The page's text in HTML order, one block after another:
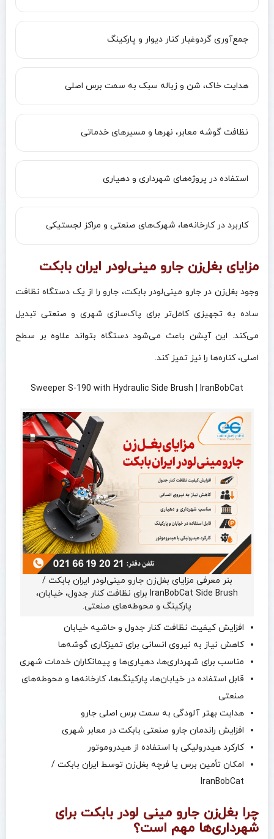
جمع‌آوری گردوغبار کنار دیوار و پارکینگ
هدایت خاک، شن و زباله سبک به سمت برس اصلی
نظافت گوشه معابر، نهرها و مسیرهای خدماتی
استفاده در پروژه‌های شهرداری و دهیاری
کاربرد در کارخانه‌ها، شهرک‌های صنعتی و مراکز لجستیکی
مزایای بغل‌زن جارو مینی‌لودر ایران بابکت
وجود بغل‌زن در جارو مینی‌لودر بابکت، جارو را از یک دستگاه نظافت
ساده به تجهیزی کامل‌تر برای پاک‌سازی شهری و صنعتی تبدیل
می‌کند. این آپشن باعث می‌شود دستگاه بتواند علاوه بر سطح
اصلی، کناره‌ها را نیز تمیز کند.
Sweeper S-190 with Hydraulic Side Brush | IranBobCat
بنر معرفی مزایای بغل‌زن جارو مینی‌لودر ایران بابکت /
IranBobCat Side Brush برای نظافت کنار جدول، خیابان،
پارکینگ و محوطه‌های صنعتی.
افزایش کیفیت نظافت کنار جدول و حاشیه خیابان
کاهش نیاز به نیروی انسانی برای تمیزکاری گوشه‌ها
مناسب برای شهرداری‌ها، دهیاری‌ها و پیمانکاران خدمات شهری
قابل استفاده در خیابان‌ها، پارکینگ‌ها، کارخانه‌ها و محوطه‌های
صنعتی
هدایت بهتر آلودگی به سمت برس اصلی جارو
افزایش راندمان جارو صنعتی بابکت در معابر شهری
کارکرد هیدرولیکی با استفاده از هیدروموتور
امکان تأمین برس یا فرچه بغل‌زن توسط ایران بابکت /
IranBobCat
چرا بغل‌زن جارو مینی‌ لودر بابکت برای
شهرداری‌ها مهم است؟